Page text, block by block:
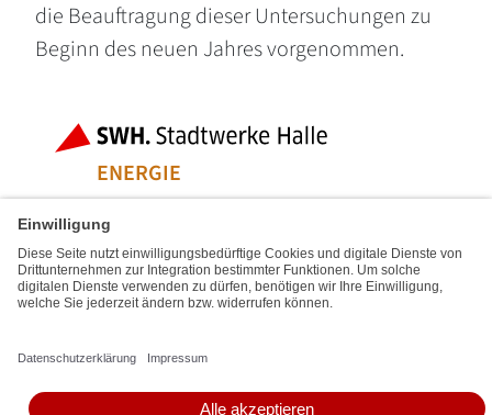
die Beauftragung dieser Untersuchungen zu
Beginn des neuen Jahres vorgenommen.
Bereiche der
ENERGIE
WASSER & ENTSORGUNG
MOBILITÄT & LOGISTIK
SERVICE & FREIZEIT
Social Media Links